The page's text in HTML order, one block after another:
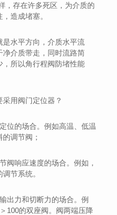
，存在许多死区，为介质的
造成堵塞。
是水平方向，介质水平流
介质带走，同时流路简
所以角行程阀防堵性能
用阀门定位器？
位的场合。例如高温、低温
调节阀；
阀响应速度的场合。例如，
节系统。
出力和切断力的场合。例
100的双座阀。阀两端压降